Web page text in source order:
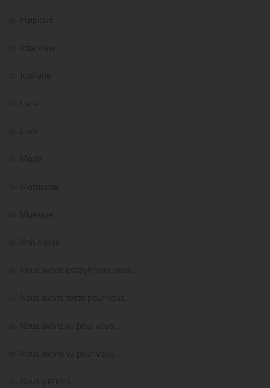
Hippique
Interview
Joaillerie
Livre
Luxe
Mode
Motocycle
Musique
Non classé
Nous avons essayé pour vous…
Nous avons testé pour vous…
Nous avons vu pour vous…
Nous avons vu pour vous…
Nous y étions…